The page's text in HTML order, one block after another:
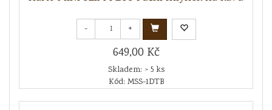
- +
649,00 Kč
Skladem: > 5 ks
Kód: MSS-1DTB